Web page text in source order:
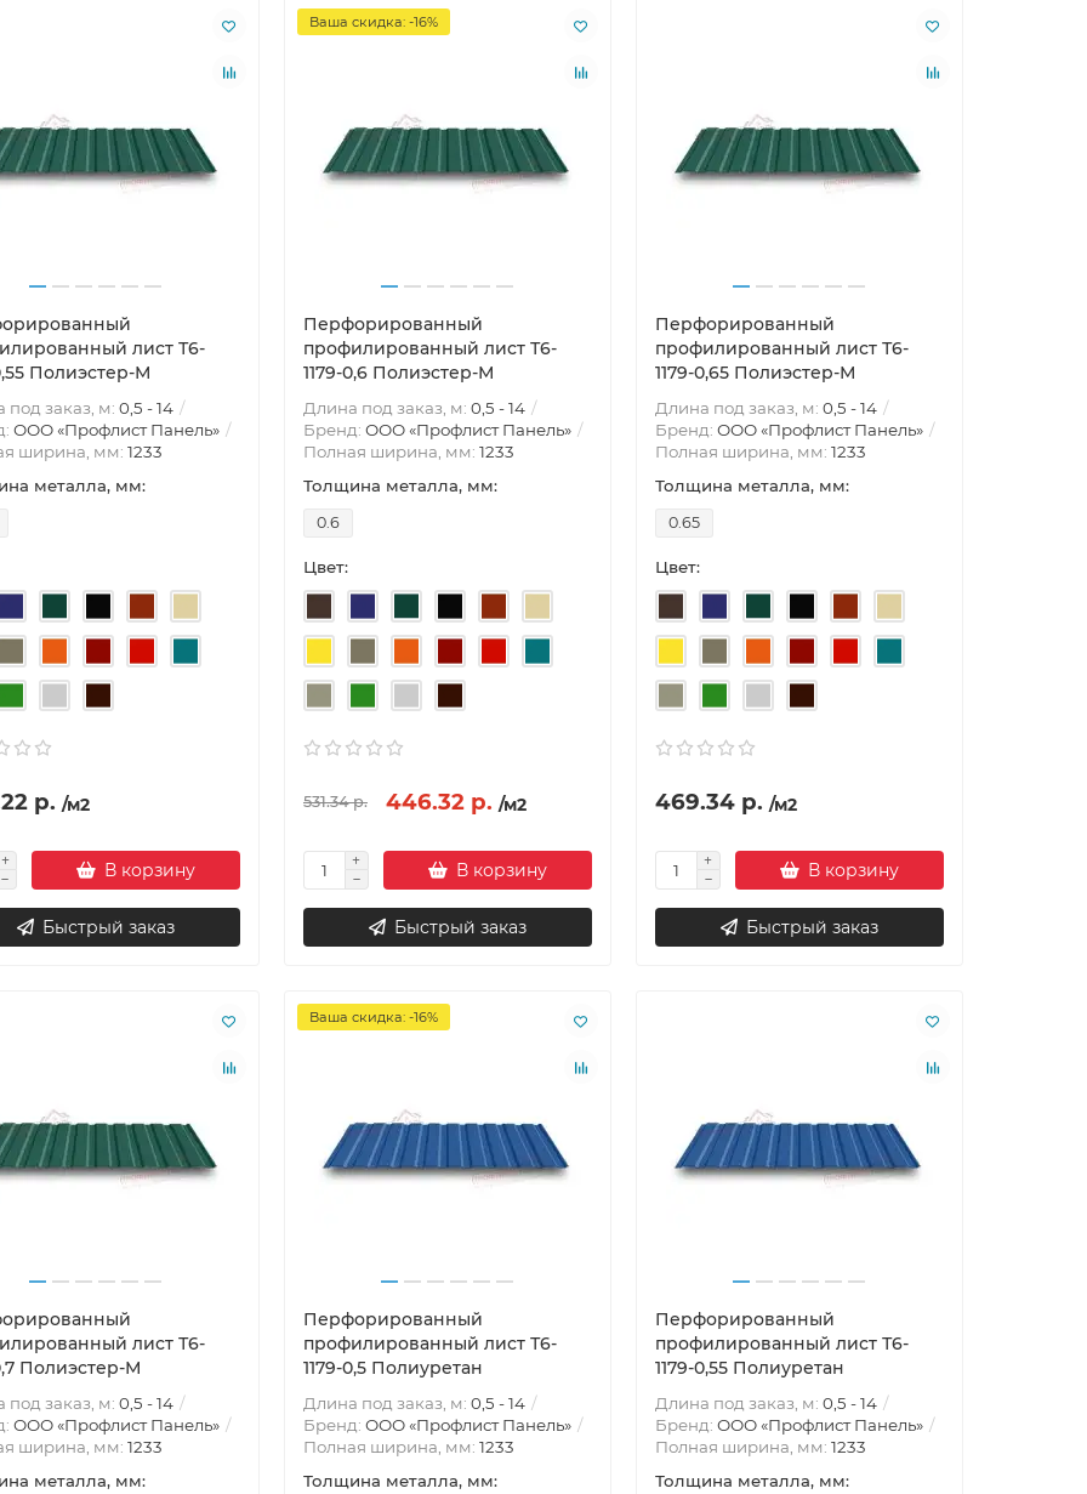
лист Т6-
Полиэстер-М
под заказ, м: 0,5 - 14
ООО «Профлист Панель»
ширина, мм: 1233
металла, мм:
р. /м2
В корзину
Быстрый заказ
Ваша скидка: -16%
Перфорированный
профилированный лист Т6-
1179-0,6 Полиэстер-М
Длина под заказ, м: 0,5 - 14
Бренд: ООО «Профлист Панель»
Полная ширина, мм: 1233
Толщина металла, мм:
0.6
Цвет:
531.34 р. 446.32 р. /м2
В корзину
Быстрый заказ
Перфорированный
профилированный лист Т6-
1179-0,65 Полиэстер-М
Длина под заказ, м: 0,5 - 14
Бренд: ООО «Профлист Панель»
Полная ширина, мм: 1233
Толщина металла, мм:
0.65
Цвет:
469.34 р. /м2
В корзину
Быстрый заказ
лист Т6-
Полиэстер-М
под заказ, м: 0,5 - 14
ООО «Профлист Панель»
ширина, мм: 1233
металла, мм:
Ваша скидка: -16%
Перфорированный
профилированный лист Т6-
1179-0,5 Полиуретан
Длина под заказ, м: 0,5 - 14
Бренд: ООО «Профлист Панель»
Полная ширина, мм: 1233
Толщина металла, мм:
Перфорированный
профилированный лист Т6-
1179-0,55 Полиуретан
Длина под заказ, м: 0,5 - 14
Бренд: ООО «Профлист Панель»
Полная ширина, мм: 1233
Толщина металла, мм: